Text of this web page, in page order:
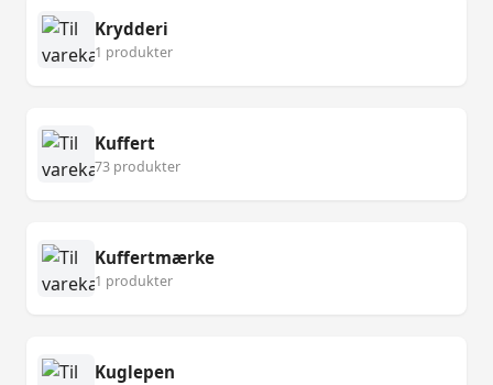
Krydderi
1 produkter
Kuffert
73 produkter
Kuffertmærke
1 produkter
Kuglepen